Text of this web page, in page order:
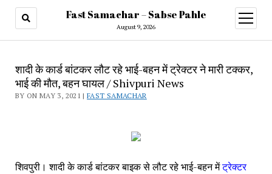
Fast Samachar – Sabse Pahle
August 9, 2026
open
menu
शादी के कार्ड बांटकर लौट रहे भाई-बहन में ट्रेक्टर ने मारी टक्कर,
भाई की मौत, बहन घायल / Shivpuri News
BY ON MAY 3, 2021 |FAST SAMACHAR
शिवपुरी। शादी के कार्ड बांटकर बाइक से लौट रहे भाई-बहन में ट्रेक्टर